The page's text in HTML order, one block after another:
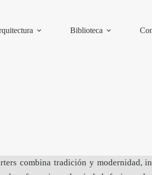
Biblioteca
combina tradición y modernidad,